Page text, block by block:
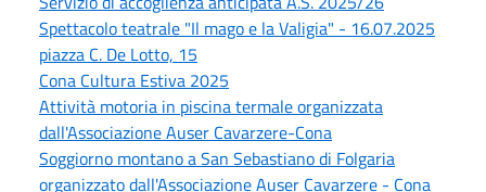
Spettacolo teatrale "Il mago e la Valigia" - 16.07.2025
piazza C. De Lotto, 15
Cona Cultura Estiva 2025
Attività motoria in piscina termale organizzata
dall'Associazione Auser Cavarzere-Cona
Soggiorno montano a San Sebastiano di Folgaria
organizzato dall'Associazione Auser Cavarzere - Cona